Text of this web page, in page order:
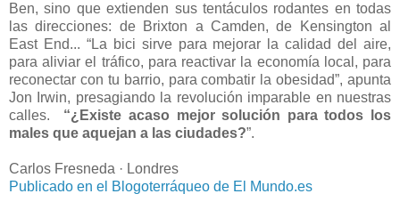
Ben, sino que extienden sus tentáculos rodantes en todas
las direcciones: de Brixton a Camden, de Kensington al
East End... “La bici sirve para mejorar la calidad del aire,
para aliviar el tráfico, para reactivar la economía local, para
reconectar con tu barrio, para combatir la obesidad”, apunta
Jon Irwin, presagiando la revolución imparable en nuestras
calles. “¿Existe acaso mejor solución para todos los
males que aquejan a las ciudades?”.
Carlos Fresneda · Londres
Publicado en el Blogoterráqueo de El Mundo.es